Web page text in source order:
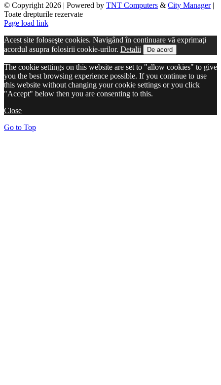
© Copyright 2026 | Powered by TNT Computers & City Manager|
Toate drepturile rezervate
Page load link
Acest site foloseşte cookies. Navigând în continuare vă exprimaţi
acordul asupra folosirii cookie-urilor. Detalii De acord
The cookie settings on this website are set to "allow cookies" to give
you the best browsing experience possible. If you continue to use
this website without changing your cookie settings or you click
"Accept" below then you are consenting to this.
Close
Go to Top